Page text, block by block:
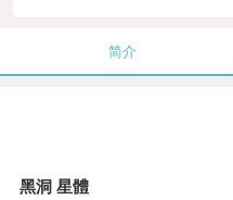
简介
黑洞 星體